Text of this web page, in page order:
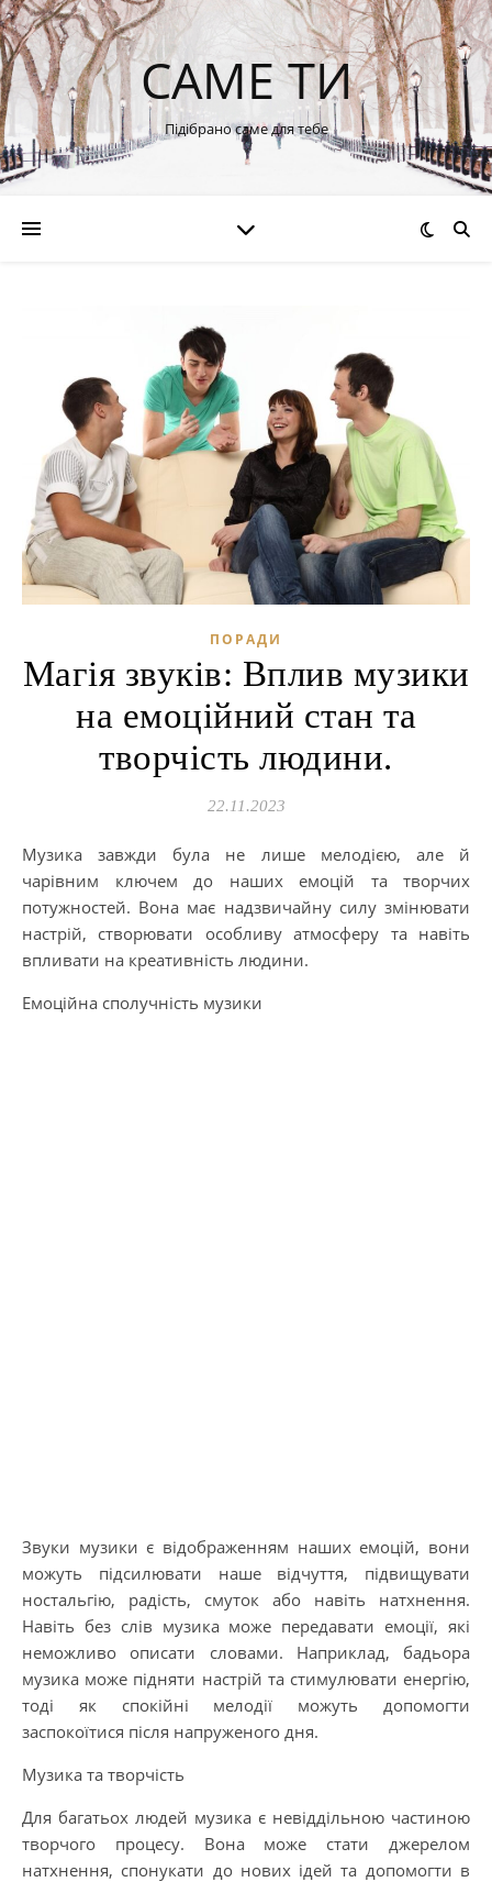
САМЕ ТИ
Підібрано саме для тебе
ПОРАДИ
Магія звуків: Вплив музики
на емоційний стан та
творчість людини.
22.11.2023
Музика завжди була не лише мелодією, але й
чарівним ключем до наших емоцій та творчих
потужностей. Вона має надзвичайну силу змінювати
настрій, створювати особливу атмосферу та навіть
впливати на креативність людини.
Емоційна сполучність музики
Звуки музики є відображенням наших емоцій, вони
можуть підсилювати наше відчуття, підвищувати
ностальгію, радість, смуток або навіть натхнення.
Навіть без слів музика може передавати емоції, які
неможливо описати словами. Наприклад, бадьора
музика може підняти настрій та стимулювати енергію,
тоді як спокійні мелодії можуть допомогти
заспокоїтися після напруженого дня.
Музика та творчість
Для багатьох людей музика є невіддільною частиною
творчого процесу. Вона може стати джерелом
натхнення, спонукати до нових ідей та допомогти в